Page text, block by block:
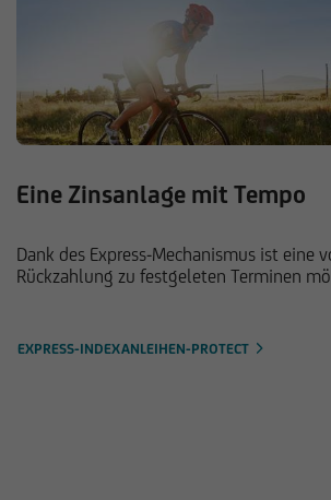
erworben. Ergo steht ihm:ihr nicht
Zinszahlung in Höhe von 50 Euro
sondern nur die Zinsen für die
verbleibenden sechs Monate der
Im Beispiel sind das 25 Euro. Die
Kaufzeitpunkt angefallenen Zinsen
als Stückzinsen bezeichnet.
Je nachdem, ob die Stückzinsen
eingerechnet wurden oder noch
hinzukommen, spricht man von
dirty pricing: Stückzinsen sind
Eine Zinsanlage mit Tempo
Dank des Express-Mechanismus ist eine
Rückzahlung zu festgeleten Terminen
EXPRESS-INDEXANLEIHEN-PROTECT